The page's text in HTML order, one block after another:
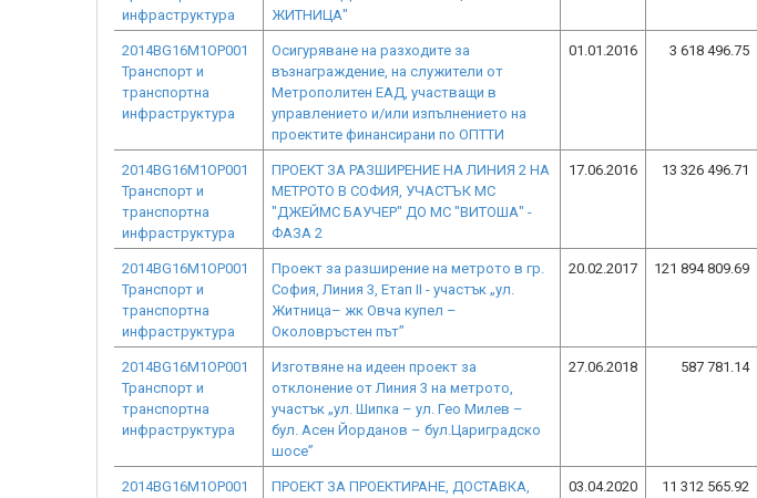
инфраструктура
ЖИТНИЦА"
2014BG16M1OP001
Транспорт и
транспортна
инфраструктура
Осигуряване на разходите за
възнаграждение, на служители от
Метрополитен ЕАД, участващи в
управлението и/или изпълнението на
проектите финансирани по ОПТТИ
01.01.2016 3 618 496.75
2014BG16M1OP001
Транспорт и
транспортна
инфраструктура
ПРОЕКТ ЗА РАЗШИРЕНИЕ НА ЛИНИЯ 2 НА
МЕТРОТО В СОФИЯ, УЧАСТЪК МС
"ДЖЕЙМС БАУЧЕР" ДО МС "ВИТОША" -
ФАЗА 2
17.06.2016 13 326 496.71
2014BG16M1OP001
Транспорт и
транспортна
инфраструктура
Проект за разширение на метрото в гр.
София, Линия 3, Етап IІ - участък „ул.
Житница– жк Овча купел –
Околовръстeн път”
20.02.2017 121 894 809.69
2014BG16M1OP001
Транспорт и
транспортна
инфраструктура
Изготвяне на идеен проект за
отклонение от Линия 3 на метрото,
участък „ул. Шипка – ул. Гео Милев –
бул. Асен Йорданов – бул.Цариградско
шосе”
27.06.2018 587 781.14
2014BG16M1OP001
ПРОЕКТ ЗА ПРОЕКТИРАНЕ, ДОСТАВКА,
03.04.2020 11 312 565.92